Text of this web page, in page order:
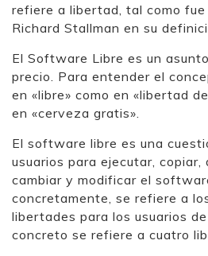
refiere a libertad, tal como
Richard Stallman en su
El Software Libre es un
precio. Para entender el
en «libre» como en «libertad
en «cerveza gratis».
El software libre es una
usuarios para ejecutar, copiar,
cambiar y modificar el
concretamente, se refiere a
libertades para los usuarios
concreto se refiere a cuatro